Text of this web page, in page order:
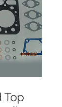
Top